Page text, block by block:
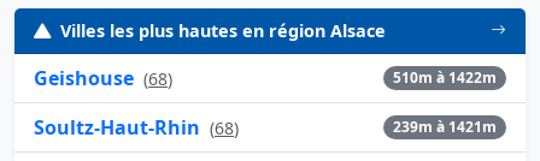
Villes les plus hautes en région Alsace
Geishouse (68) 510m à 1422m
Soultz-Haut-Rhin (68) 239m à 1421m